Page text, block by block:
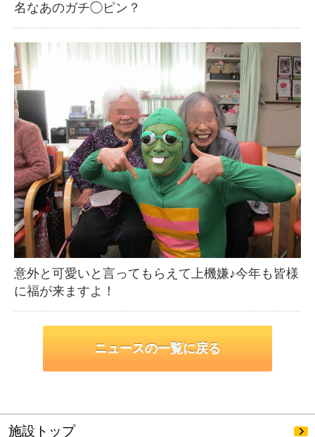
名なあのガチ◯ピン？
意外と可愛いと言ってもらえて上機嫌♪今年も皆様
に福が来ますよ！
ニュースの一覧に戻る
施設トップ